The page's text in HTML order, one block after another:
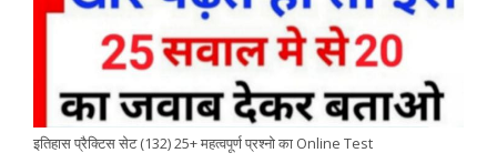
p
n
m
k
इतिहास प्रैक्टिस सेट (132) 25+ महत्वपूर्ण प्रश्नो का Online Test